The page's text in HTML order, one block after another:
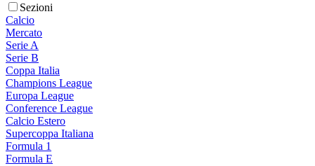
Sezioni
Calcio
Mercato
Serie A
Serie B
Coppa Italia
Champions League
Europa League
Conference League
Calcio Estero
Supercoppa Italiana
Formula 1
Formula E